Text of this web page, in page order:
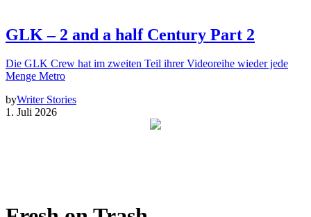
GLK – 2 and a half Century Part 2
Die GLK Crew hat im zweiten Teil ihrer Videoreihe wieder jede
Menge Metro
byWriter Stories
1. Juli 2026